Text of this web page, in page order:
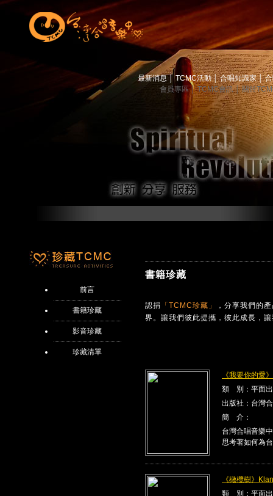
最新消息 TCMC活動│ 合唱知識家│
會員專區│ TCMC會訊│ 關於
前言
書籍珍藏
影音珍藏
珍藏清單
書籍珍藏
認捐 「TCMC珍藏」
，分享我們的
界。讓我們彼此提攜，彼此成長，
《我要你的愛
類 別：平面
出版社：台灣
簡 介：
台灣合唱音樂
思考著如何為
《橄欖樹》
類 別：平面